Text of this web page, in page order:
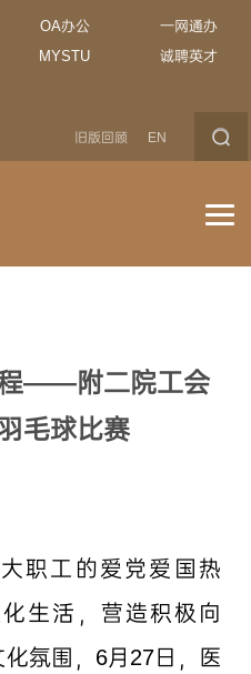
OA办公
一网通办
MYSTU
诚聘英才
旧版回顾 EN
程——附二院工会
毛球比赛
职工的爱党爱国热
生活，营造积极向
化氛围，6月27日，医